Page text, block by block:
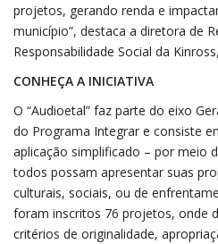
projetos, gerando renda e
município”, destaca a diretora de
Responsabilidade Social da
CONHEÇA A INICIATIVA
O “Audioetal” faz parte do eixo
do Programa Integrar e consiste
aplicação simplificado – por meio
todos possam apresentar suas
culturais, sociais, ou de
foram inscritos 76 projetos, onde
critérios de originalidade,